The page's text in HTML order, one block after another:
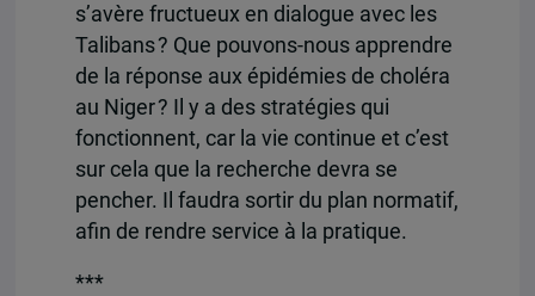
s’avère fructueux en dialogue avec les
Talibans ? Que pouvons-nous apprendre
de la réponse aux épidémies de choléra
au Niger ? Il y a des stratégies qui
fonctionnent, car la vie continue et c’est
sur cela que la recherche devra se
pencher. Il faudra sortir du plan normatif,
afin de rendre service à la pratique.
***